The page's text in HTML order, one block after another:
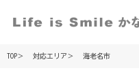
TOP 対応エリア 海老名市